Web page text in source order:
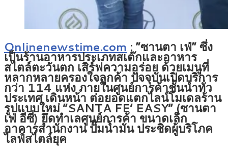
Onlinenewstime.com : “ซานตา เฟ่” ซึ่ง
เป็นร้านอาหารประเภทสเต๊กและอาหาร
สไตล์ตะวันตก เสิร์ฟความอร่อย ด้วยเมนูที่
หลากหลายครองใจลูกค้า ปัจจุบันเปิดบริการ
กว่า 114 แห่ง ภายในศูนย์การค้าชั้นนำทั่ว
ประเทศ เดินหน้า ต่อยอดแตกไลน์โมเดลร้าน
รูปแบบใหม่“SANTA FE’ EASY” (ซานตา
เฟ่ อีซี่)ยึดทำเลศูนย์การค้า ขนาดเล็ก
อาคารสำนักงาน ปั๊มน้ำมัน ประชิดผู้บริโภค
ไลฟ์สไตล์ยุค